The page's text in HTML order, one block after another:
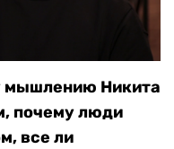
мышлению Никита
почему люди
все ли